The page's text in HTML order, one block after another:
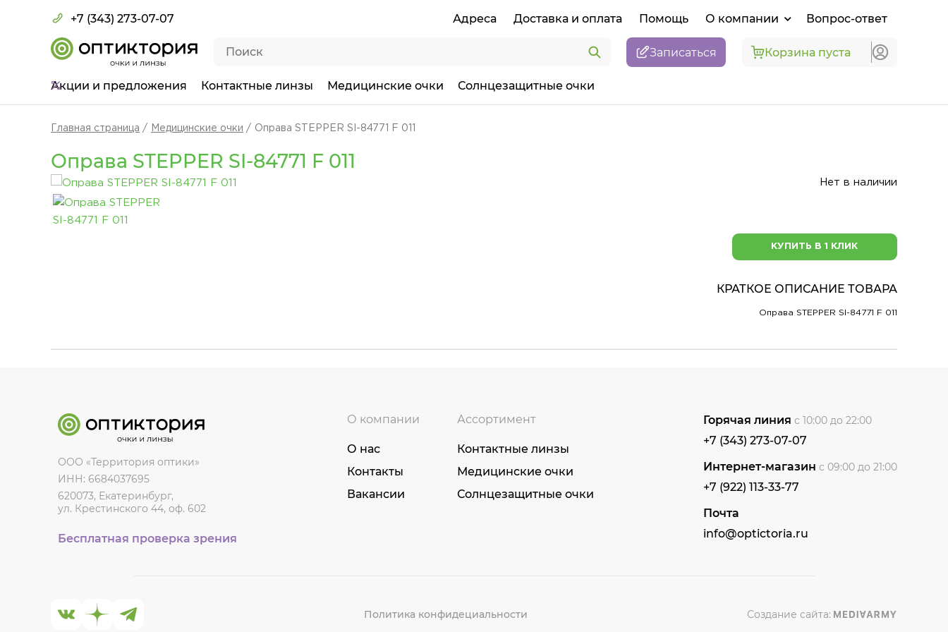
+7 (343) 273-07-07 Адреса Доставка и оплата Помощь О компании Вопрос-ответ
Записаться Корзина пуста
Акции и предложения Контактные линзы Медицинские очки Солнцезащитные очки
Главная страница Медицинские очки Оправа STEPPER SI-84771 F 011
Оправа STEPPER SI-84771 F 011
Нет в наличии
КУПИТЬ В 1 КЛИК
КРАТКОЕ ОПИСАНИЕ ТОВАРА
Оправа STEPPER SI-84771 F 011
ООО «Территория оптики»
ИНН: 6684037695
620073, Екатеринбург,
ул. Крестинского 44, оф. 602
Бесплатная проверка зрения
О компании
О нас
Контакты
Вакансии
Ассортимент
Контактные линзы
Медицинские очки
Солнцезащитные очки
Горячая линия с 10:00 до 22:00
+7 (343) 273-07-07
Интернет-магазин с 09:00 до 21:00
+7 (922) 113-33-77
Почта
info@optictoria.ru
Политика конфидециальности Создание сайта: